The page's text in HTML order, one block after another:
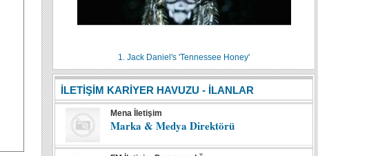
1. Jack Daniel's 'Tennessee Honey'
İLETİŞİM KARİYER HAVUZU - İLANLAR
Mena İletişim
Marka & Medya Direktörü